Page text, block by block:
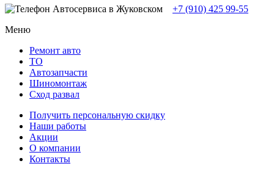
+7 (910) 425 99-55
Меню
Ремонт авто
TO
Автозапчасти
Шиномонтаж
Сход развал
Получить персональную скидку
Наши работы
Акции
О компании
Контакты